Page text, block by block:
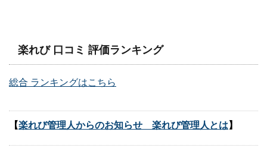
楽れび 口コミ 評価ランキング
総合 ランキングはこちら
【楽れび管理人からのお知らせ 楽れび管理人とは 】